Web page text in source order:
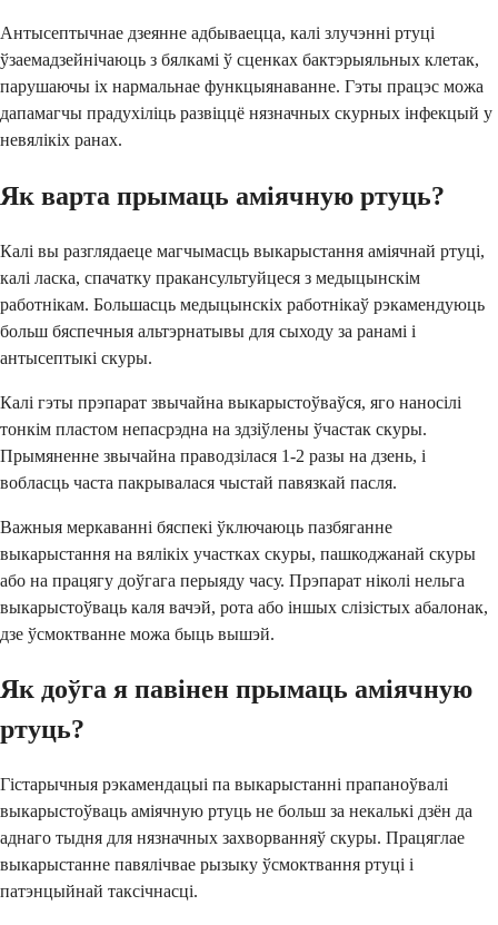
Антысептычнае дзеянне адбываецца, калі злучэнні ртуці
ўзаемадзейнічаюць з бялкамі ў сценках бактэрыяльных клетак,
парушаючы іх нармальнае функцыянаванне. Гэты працэс можа
дапамагчы прадухіліць развіццё нязначных скурных інфекцый у
невялікіх ранах.
Як варта прымаць аміячную ртуць?
Калі вы разглядаеце магчымасць выкарыстання аміячнай ртуці,
калі ласка, спачатку пракансультуйцеся з медыцынскім
работнікам. Большасць медыцынскіх работнікаў рэкамендуюць
больш бяспечныя альтэрнатывы для сыходу за ранамі і
антысептыкі скуры.
Калі гэты прэпарат звычайна выкарыстоўваўся, яго наносілі
тонкім пластом непасрэдна на здзіўлены ўчастак скуры.
Прымяненне звычайна праводзілася 1-2 разы на дзень, і
вобласць часта пакрывалася чыстай павязкай пасля.
Важныя меркаванні бяспекі ўключаюць пазбяганне
выкарыстання на вялікіх участках скуры, пашкоджанай скуры
або на працягу доўгага перыяду часу. Прэпарат ніколі нельга
выкарыстоўваць каля вачэй, рота або іншых слізістых абалонак,
дзе ўсмоктванне можа быць вышэй.
Як доўга я павінен прымаць аміячную
ртуць?
Гістарычныя рэкамендацыі па выкарыстанні прапаноўвалі
выкарыстоўваць аміячную ртуць не больш за некалькі дзён да
аднаго тыдня для нязначных захворванняў скуры. Працяглае
выкарыстанне павялічвае рызыку ўсмоктвання ртуці і
патэнцыйнай таксічнасці.